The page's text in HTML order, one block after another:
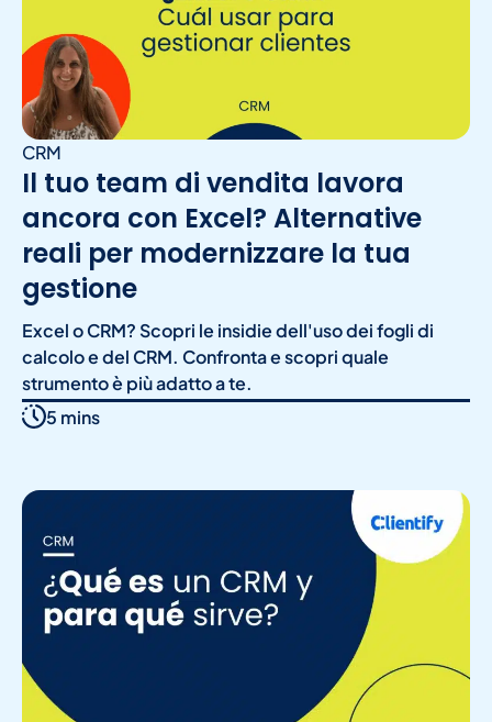
CRM
Il tuo team di vendita lavora
ancora con Excel? Alternative
reali per modernizzare la tua
gestione
Excel o CRM? Scopri le insidie dell'uso dei fogli di
calcolo e del CRM. Confronta e scopri quale
strumento è più adatto a te.
5 mins